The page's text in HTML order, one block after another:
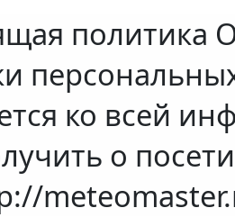
политика
ко всей
о